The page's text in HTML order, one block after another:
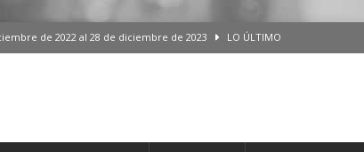
de 2022 al 28 de diciembre de 2023 LO ÚLTIMO
30 de diciembre de 2022 al 28 de diciembre de 2023